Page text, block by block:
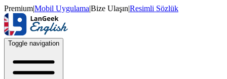
Premium|Mobil Uygulama|Bize Ulaşın|Resimli Sözlük
Toggle navigation